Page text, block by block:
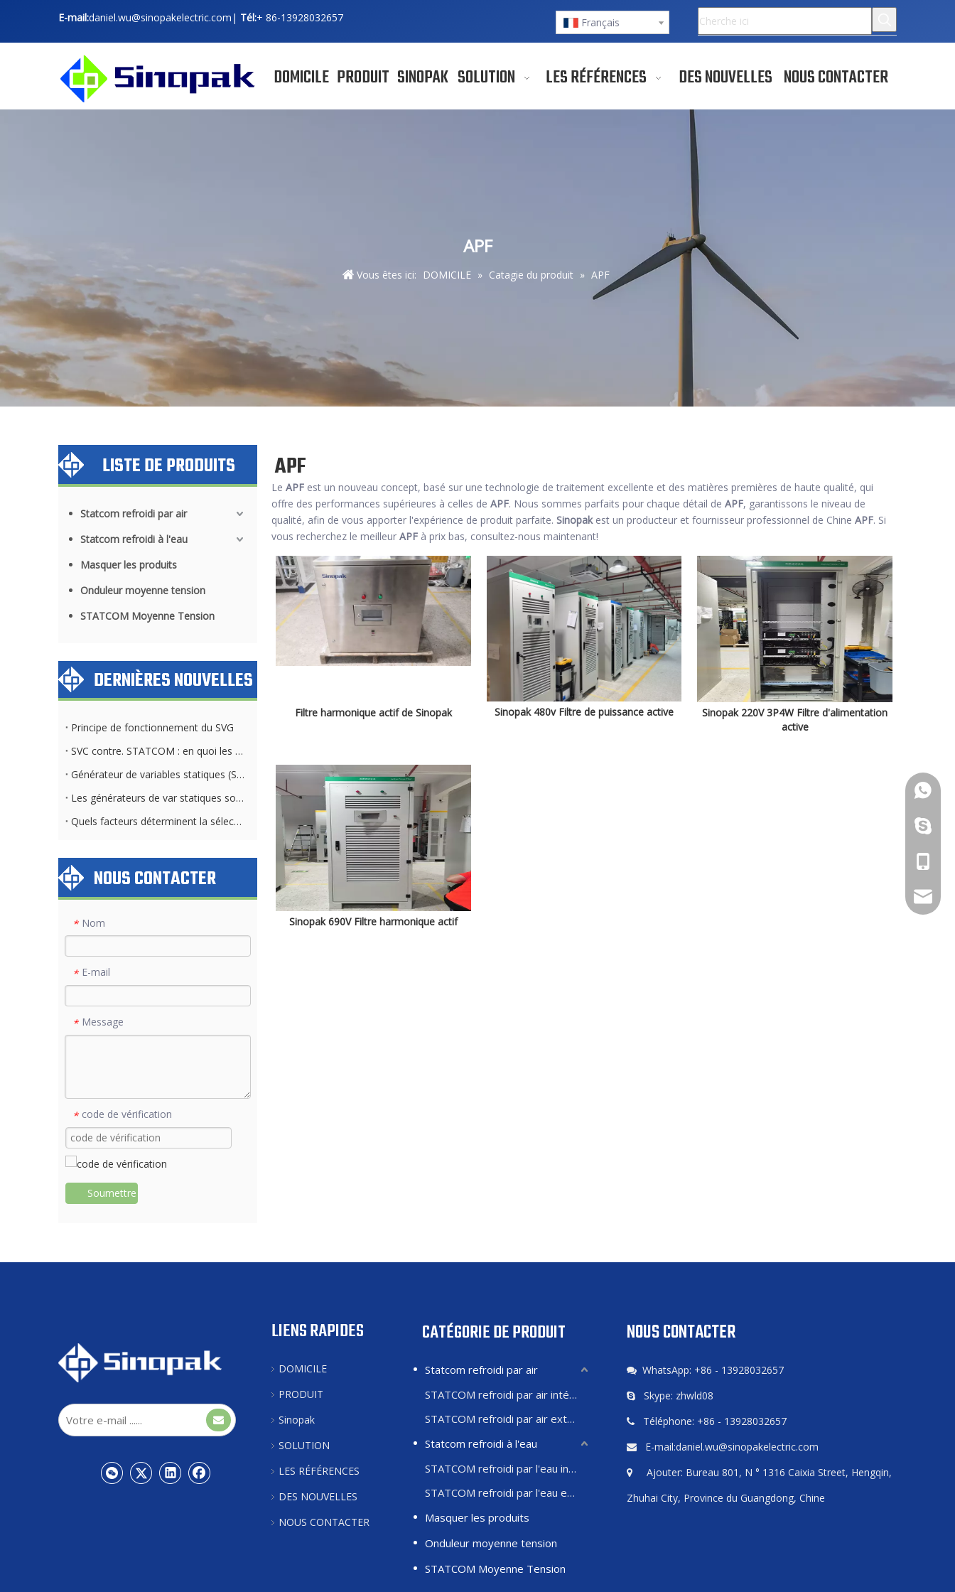
E-mail:daniel.wu@sinopakelectric.com | Tél:+ 86-13928032657 Français
DOMICILE PRODUIT SINOPAK SOLUTION LES RÉFÉRENCES DES NOUVELLES NOUS CONTACTER
APF
Vous êtes ici: DOMICILE » Catagie du produit » APF
LISTE DE PRODUITS
Statcom refroidi par air
Statcom refroidi à l'eau
Masquer les produits
Onduleur moyenne tension
STATCOM Moyenne Tension
DERNIÈRES NOUVELLES
Principe de fonctionnement du SVG
SVC contre. STATCOM : en quoi les exigences du système de refroidissement diffèrent
Générateur de variables statiques (SVG) et banque de condensateurs : différences clés
Les générateurs de var statiques sont-ils applicables dans toutes les industries et tous les secteurs ?
Quels facteurs déterminent la sélection de la méthode de refroidissement STATCOM
NOUS CONTACTER
* Nom
* E-mail
* Message
* code de vérification
Soumettre
APF
Le APF est un nouveau concept, basé sur une technologie de traitement excellente et des matières premières de haute qualité, qui
offre des performances supérieures à celles de APF. Nous sommes parfaits pour chaque détail de APF, garantissons le niveau de
qualité, afin de vous apporter l'expérience de produit parfaite. Sinopakest un producteur et fournisseur professionnel de Chine APF. Si
vous recherchez le meilleur APF à prix bas, consultez-nous maintenant!
Filtre harmonique actif de Sinopak Sinopak 480v Filtre de puissance active
Sinopak 220V 3P4W Filtre d'alimentation
active
Sinopak 690V Filtre harmonique actif
LIENS RAPIDES
DOMICILE
PRODUIT
Sinopak
SOLUTION
LES RÉFÉRENCES
DES NOUVELLES
NOUS CONTACTER
CATÉGORIE DE PRODUIT
Statcom refroidi par air
STATCOM refroidi par air intérieur
STATCOM refroidi par air extérieur
Statcom refroidi à l'eau
STATCOM refroidi par l'eau intérieure
STATCOM refroidi par l'eau extérieure
Masquer les produits
Onduleur moyenne tension
STATCOM Moyenne Tension
NOUS CONTACTER
 WhatsApp: +86 - 13928032657
 Skype: zhwld08
 Téléphone: +86 - 13928032657
 E-mail:daniel.wu@sinopakelectric.com
 Ajouter: Bureau 801, N ° 1316 Caixia Street, Hengqin,
Zhuhai City, Province du Guangdong, Chine
+86 -
zhwld08